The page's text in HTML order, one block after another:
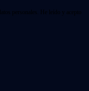
personales. He leído y acepto